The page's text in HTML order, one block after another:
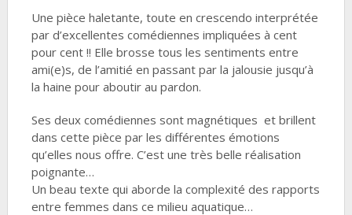
Une pièce haletante, toute en crescendo interprétée
par d’excellentes comédiennes impliquées à cent
pour cent !! Elle brosse tous les sentiments entre
ami(e)s, de l’amitié en passant par la jalousie jusqu’à
la haine pour aboutir au pardon.
Ses deux comédiennes sont magnétiques et brillent
dans cette pièce par les différentes émotions
qu’elles nous offre. C’est une très belle réalisation
poignante…
Un beau texte qui aborde la complexité des rapports
entre femmes dans ce milieu aquatique…